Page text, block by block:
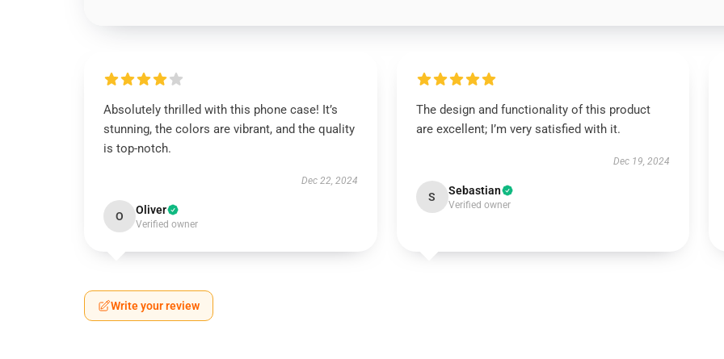
Absolutely thrilled with this phone case! It’s
stunning, the colors are vibrant, and the quality
is top-notch.
Dec 22, 2024
O Oliver
Verified owner
The design and functionality of this product
are excellent; I’m very satisfied with it.
Dec 19, 2024
S Sebastian
Verified owner
Write your review